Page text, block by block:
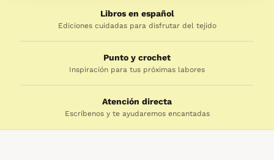
Libros en español
Ediciones cuidadas para disfrutar del tejido
Punto y crochet
Inspiración para tus próximas labores
Atención directa
Escríbenos y te ayudaremos encantadas